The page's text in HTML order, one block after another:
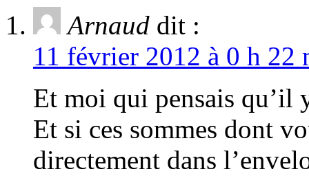
Arnaud dit :
11 février 2012 à 0 h 22
Et moi qui pensais qu’il
Et si ces sommes dont
directement dans